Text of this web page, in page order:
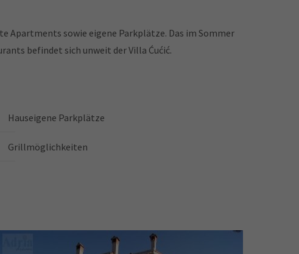
Apartments sowie eigene Parkplätze. Das im Sommer
befindet sich unweit der Villa Ćućić.
Hauseigene Parkplätze
Grillmöglichkeiten